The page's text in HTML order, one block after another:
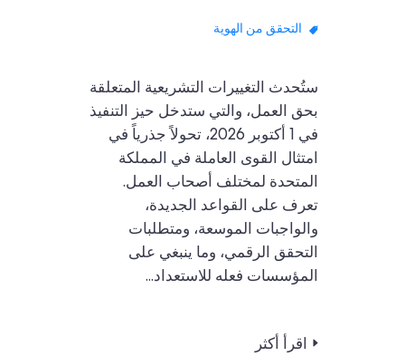
التحقق من الهوية
ستُحدث التغييرات التشريعية المتعلقة
بحق العمل، والتي ستدخل حيز التنفيذ
في 1 أكتوبر 2026، تحولاً جذرياً في
امتثال القوى العاملة في المملكة
المتحدة لمختلف أصحاب العمل.
تعرف على القواعد الجديدة،
والواجبات الموسعة، ومتطلبات
التحقق الرقمي، وما ينبغي على
المؤسسات فعله للاستعداد...
اقرأ أكثر